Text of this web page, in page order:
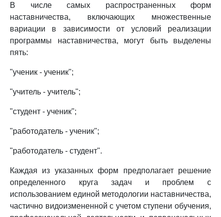
В числе самых распространенных форм
наставничества, включающих множественные
вариации в зависимости от условий реализации
программы наставничества, могут быть выделены
пять:
"ученик - ученик";
"учитель - учитель";
"студент - ученик";
"работодатель - ученик";
"работодатель - студент".
Каждая из указанных форм предполагает решение
определенного круга задач и проблем с
использованием единой методологии наставничества,
частично видоизмененной с учетом ступени обучения,